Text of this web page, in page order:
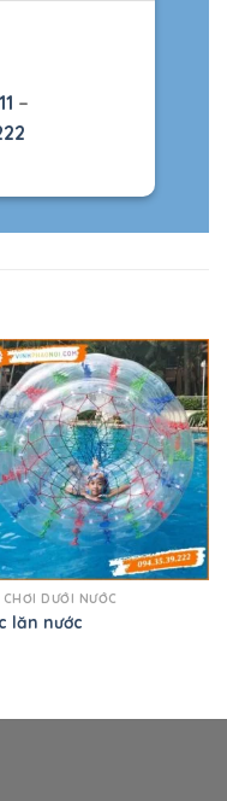
–
DƯỚI NƯỚC
lăn nước